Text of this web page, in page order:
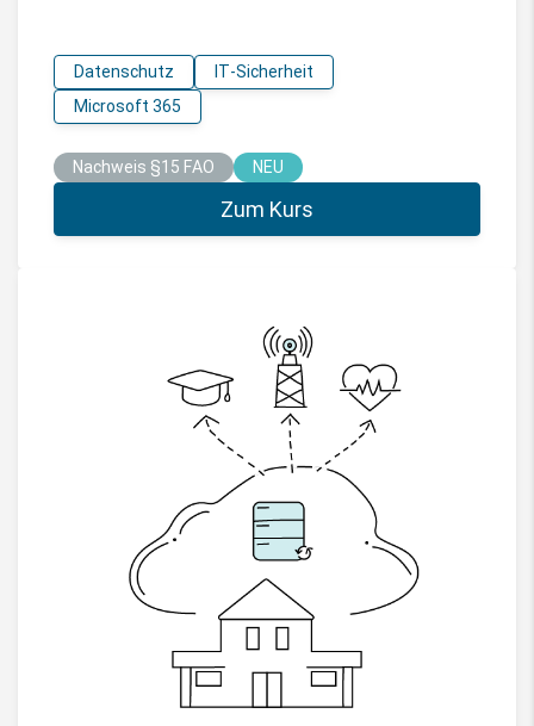
Datenschutz
IT-Sicherheit
Microsoft 365
Nachweis §15 FAO NEU
Zum Kurs